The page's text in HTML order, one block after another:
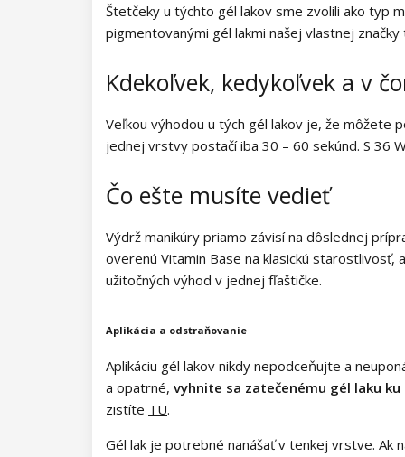
Kolekcia Summer Daze
Kolekcia Easter Egg
Kolekcia Lovely Kiss
Kolekcia Rainbow Tones
Kolekcia Pure Elegance
Kolekcia Pastel Candy
Kolekcia New York City
Štetčeky u týchto gél lakov sme zvolili ako typ
pigmentovanými gél lakmi našej vlastnej
Kdekoľvek, kedykoľvek a v
Veľkou výhodou u tých gél lakov je, že môžete
jednej vrstvy postačí iba 30 – 60 sekúnd. S 36
Čo ešte musíte vedieť
Výdrž manikúry priamo závisí na dôslednej
overenú Vitamin Base na klasickú starostlivosť,
užitočných výhod v jednej fľaštičke.
Aplikácia a odstraňovanie
Aplikáciu gél lakov nikdy nepodceňujte a
a opatrné, vyhnite sa zatečenému gél laku
zistíte TU.
Gél lak je potrebné nanášať v tenkej vrstve. Ak